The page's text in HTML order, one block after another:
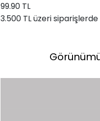
99.90 TL
3.500 TL üzeri